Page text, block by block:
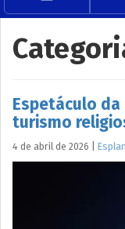
Espetáculo
turismo
4 de abril de 2026